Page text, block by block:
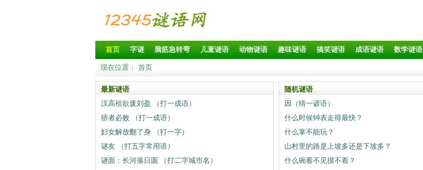
首页 字谜 脑筋急转弯 儿童谜语 动物谜语 趣味谜语 搞笑谜语 成语谜语 数学谜语
现在位置： 首页
最新谜语
汉高祖欲废刘盈 （打一成语）
骄者必败 （打一成语）
妇女解放翻了身 （打一字）
谜友 （打五字常用语）
谜面：长河落日圆 （打二字城市名）
随机谜语
因（猜一谚语）
什么时候钟表走得最快？
什么掌不能玩？
山村里的路是上坡多还是下坡多？
什么碗看不见摸不着？